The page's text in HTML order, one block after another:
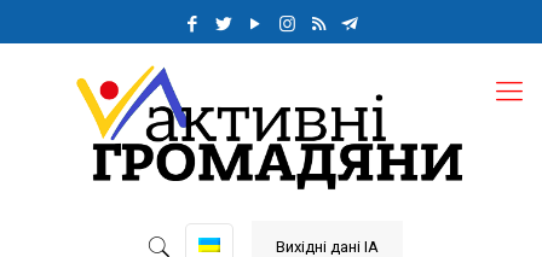
Вихідні дані ІА